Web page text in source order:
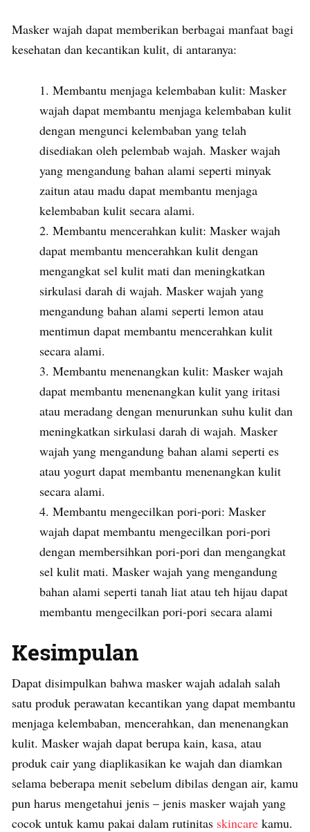
Masker wajah dapat memberikan berbagai manfaat bagi
kesehatan dan kecantikan kulit, di antaranya:
Membantu menjaga kelembaban kulit: Masker
wajah dapat membantu menjaga kelembaban kulit
dengan mengunci kelembaban yang telah
disediakan oleh pelembab wajah. Masker wajah
yang mengandung bahan alami seperti minyak
zaitun atau madu dapat membantu menjaga
kelembaban kulit secara alami.
Membantu mencerahkan kulit: Masker wajah
dapat membantu mencerahkan kulit dengan
mengangkat sel kulit mati dan meningkatkan
sirkulasi darah di wajah. Masker wajah yang
mengandung bahan alami seperti lemon atau
mentimun dapat membantu mencerahkan kulit
secara alami.
Membantu menenangkan kulit: Masker wajah
dapat membantu menenangkan kulit yang iritasi
atau meradang dengan menurunkan suhu kulit dan
meningkatkan sirkulasi darah di wajah. Masker
wajah yang mengandung bahan alami seperti es
atau yogurt dapat membantu menenangkan kulit
secara alami.
Membantu mengecilkan pori-pori: Masker
wajah dapat membantu mengecilkan pori-pori
dengan membersihkan pori-pori dan mengangkat
sel kulit mati. Masker wajah yang mengandung
bahan alami seperti tanah liat atau teh hijau dapat
membantu mengecilkan pori-pori secara alami
Kesimpulan
Dapat disimpulkan bahwa masker wajah adalah salah
satu produk perawatan kecantikan yang dapat membantu
menjaga kelembaban, mencerahkan, dan menenangkan
kulit. Masker wajah dapat berupa kain, kasa, atau
produk cair yang diaplikasikan ke wajah dan diamkan
selama beberapa menit sebelum dibilas dengan air, kamu
pun harus mengetahui jenis – jenis masker wajah yang
cocok untuk kamu pakai dalam rutinitas skincare kamu.